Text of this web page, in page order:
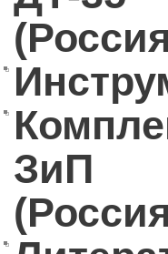
ЗиП